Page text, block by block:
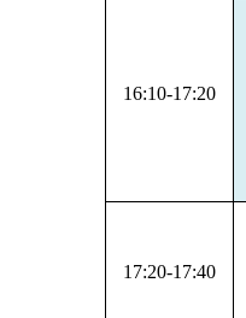
16:10-17:20
17:20-17:40